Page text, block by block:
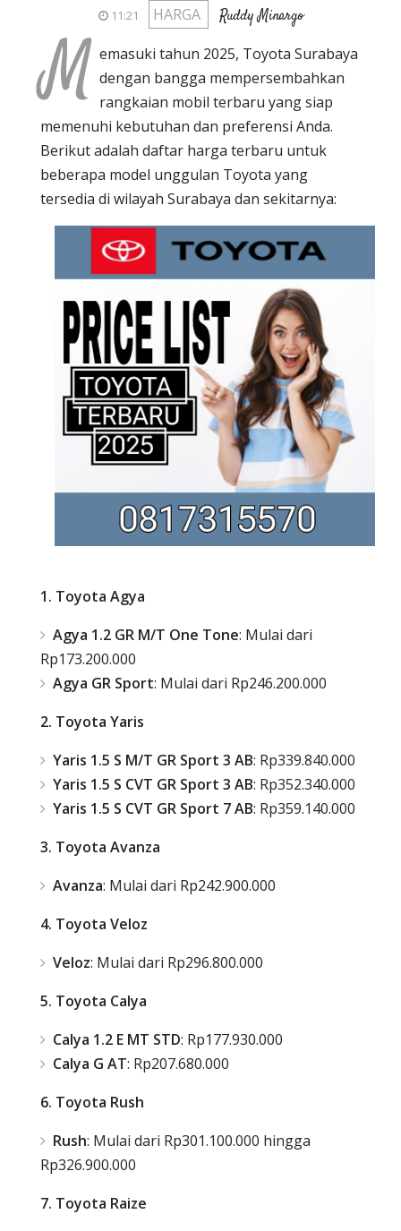
11:21 HARGA Ruddy Minargo
M emasuki tahun 2025, Toyota Surabaya
dengan bangga mempersembahkan
rangkaian mobil terbaru yang siap
memenuhi kebutuhan dan preferensi Anda.
Berikut adalah daftar harga terbaru untuk
beberapa model unggulan Toyota yang
tersedia di wilayah Surabaya dan sekitarnya:
1. Toyota Agya
Agya 1.2 GR M/T One Tone: Mulai dari
Rp173.200.000
Agya GR Sport: Mulai dari Rp246.200.000
2. Toyota Yaris
Yaris 1.5 S M/T GR Sport 3 AB: Rp339.840.000
Yaris 1.5 S CVT GR Sport 3 AB: Rp352.340.000
Yaris 1.5 S CVT GR Sport 7 AB: Rp359.140.000
3. Toyota Avanza
Avanza: Mulai dari Rp242.900.000
4. Toyota Veloz
Veloz: Mulai dari Rp296.800.000
5. Toyota Calya
Calya 1.2 E MT STD: Rp177.930.000
Calya G AT: Rp207.680.000
6. Toyota Rush
Rush: Mulai dari Rp301.100.000 hingga
Rp326.900.000
7. Toyota Raize